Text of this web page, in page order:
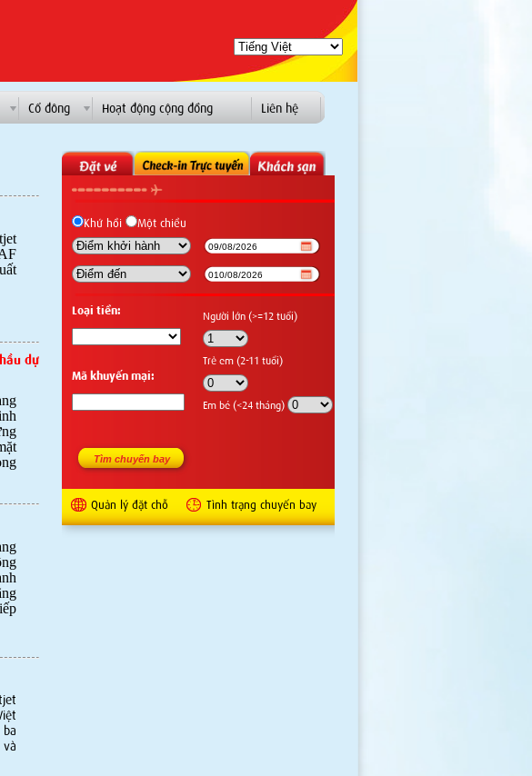
Cổ đông Hoạt động cộng đồng Liên hệ
Khứ hồi Một chiều
Loại tiền:
Mã khuyến mại:
Người lớn (>=12 tuổi)
Trẻ em (2-11 tuổi)
Em bé (<24 tháng)
Quản lý đặt chỗ Tình trạng chuyến bay
dự